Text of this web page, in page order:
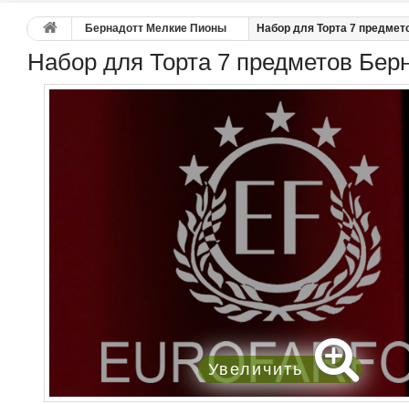
Бернадотт Мелкие Пионы Набор для Торта 7
Набор для Торта 7 предметов
Увеличить